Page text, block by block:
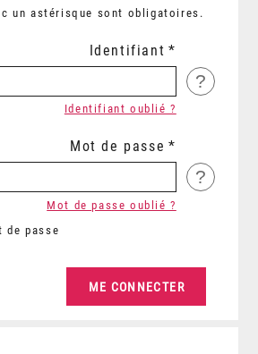
un astérisque sont obligatoires.
Identifiant
?
Identifiant oublié ?
Mot de passe
?
de passe
Mot de passe oublié ?